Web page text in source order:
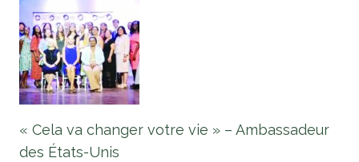
« Cela va changer votre vie » – Ambassadeur
des États-Unis